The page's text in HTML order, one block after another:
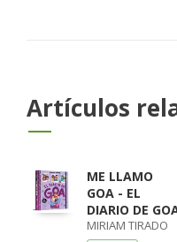
Artículos
ME LLAMO
GOA - EL
DIARIO DE
MIRIAM TIRADO